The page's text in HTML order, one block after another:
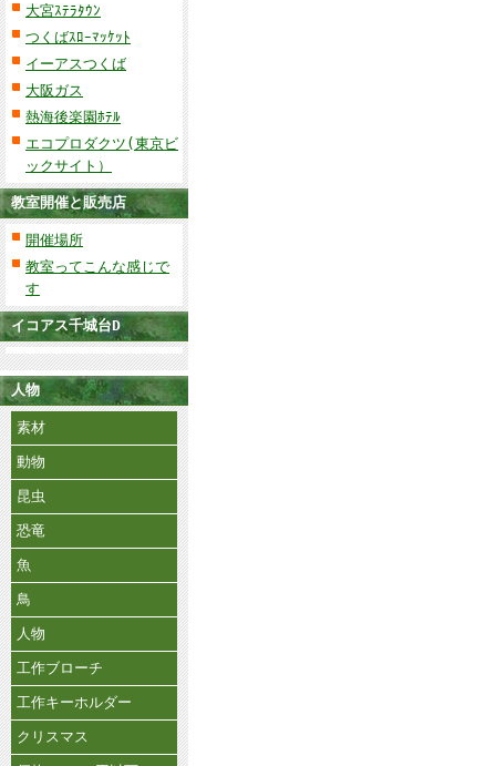
大宮ｽﾃﾗﾀｳﾝ
つくばｽﾛｰﾏｯｹｯﾄ
イーアスつくば
大阪ガス
熱海後楽園ﾎﾃﾙ
エコプロダクツ(東京ビ
ックサイト）
教室開催と販売店
開催場所
教室ってこんな感じで
す
イコアス千城台D
人物
素材
動物
昆虫
恐竜
魚
鳥
人物
工作ブローチ
工作キーホルダー
クリスマス